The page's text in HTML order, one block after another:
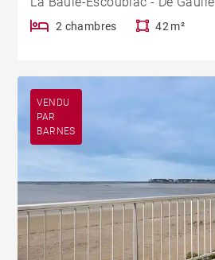
2 chambres 42 m²
VENDU
PAR
BARNES